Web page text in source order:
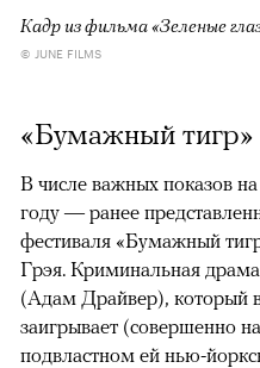
Кадр из фильма «Зеленые
© JUNE FILMS
«Бумажный
В числе важных показов
году — ранее
фестиваля «Бумажный
Грэя. Криминальная драма
(Адам Драйвер), который
заигрывает (совершенно
подвластном ей нью-